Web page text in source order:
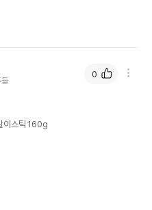
들
이스틱 160g
0